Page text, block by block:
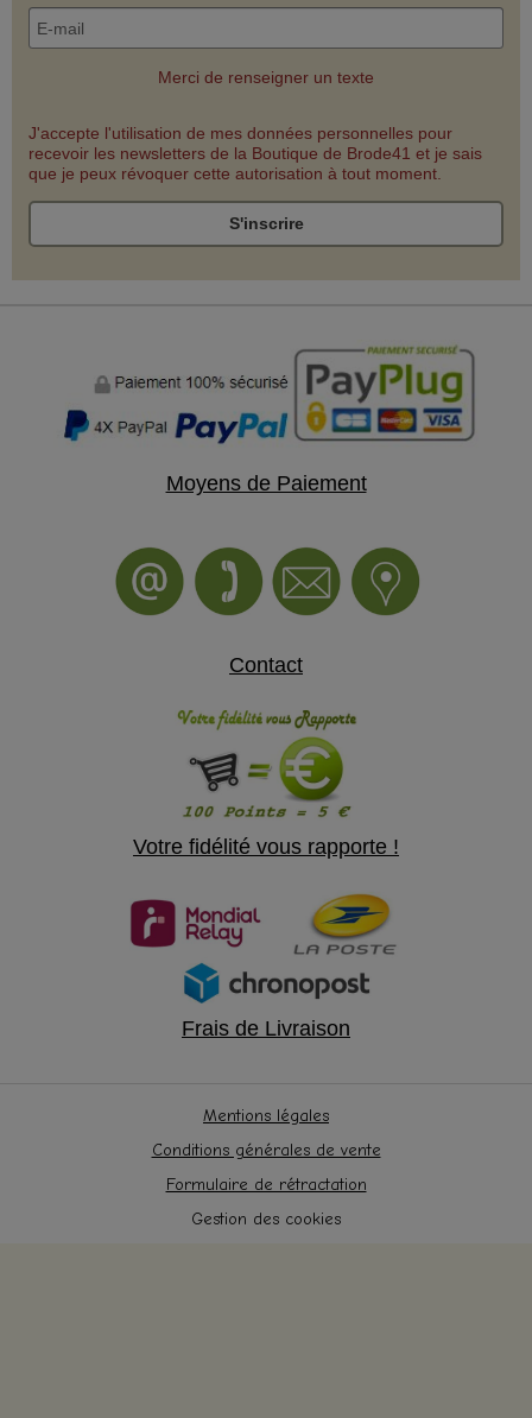
Merci de renseigner un texte
J'accepte l'utilisation de mes données personnelles pour
recevoir les newsletters de la Boutique de Brode41 et je sais
que je peux révoquer cette autorisation à tout moment.
S'inscrire
Moyens de Paiement
Contact
Votre fidélité vous rapporte !
Frais de Livraison
Mentions légales
Conditions générales de vente
Formulaire de rétractation
Gestion des cookies